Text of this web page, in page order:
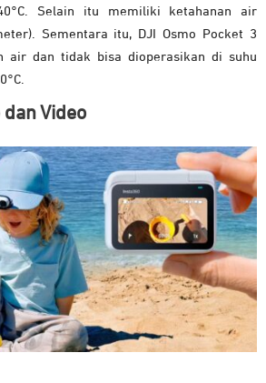
Selain itu memiliki ketahanan air
Sementara itu, DJI Osmo Pocket 3
air dan tidak bisa dioperasikan di suhu
Video